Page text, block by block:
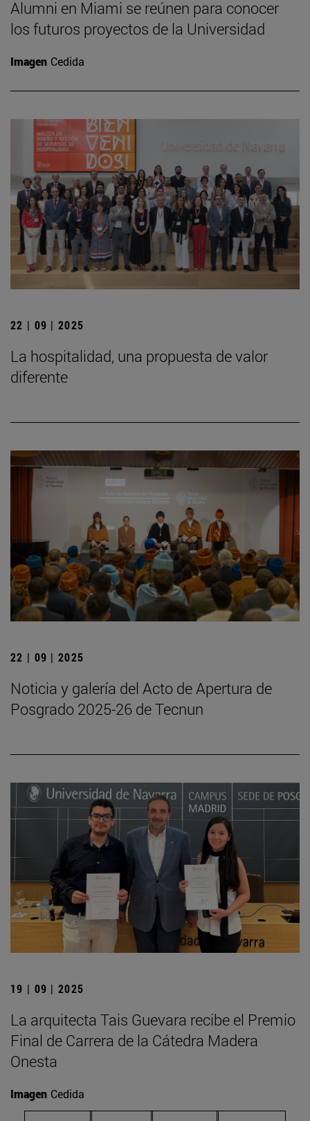
Alumni en Miami se reúnen para conocer
los futuros proyectos de la Universidad
Imagen Cedida
22 | 09 | 2025
La hospitalidad, una propuesta de valor
diferente
22 | 09 | 2025
Noticia y galería del Acto de Apertura de
Posgrado 2025-26 de Tecnun
19 | 09 | 2025
La arquitecta Tais Guevara recibe el Premio
Final de Carrera de la Cátedra Madera
Onesta
Imagen Cedida